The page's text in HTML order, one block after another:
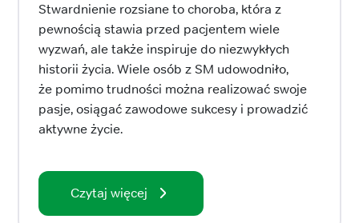
Stwardnienie rozsiane to choroba, która z
pewnością stawia przed pacjentem wiele
wyzwań, ale także inspiruje do niezwykłych
historii życia. Wiele osób z SM udowodniło,
że pomimo trudności można realizować swoje
pasje, osiągać zawodowe sukcesy i prowadzić
aktywne życie.
Czytaj więcej